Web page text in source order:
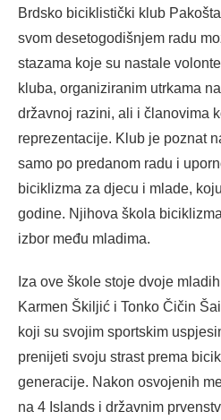
Brdsko biciklistički klub
svom desetogodišnjem radu
stazama koje su nastale
kluba, organiziranim utrkama
državnoj razini, ali i članovima
reprezentacije. Klub je poznat
samo po predanom radu i
biciklizma za djecu i mlade,
godine. Njihova škola
izbor među mladima.
Iza ove škole stoje dvoje
Karmen Škiljić i Tonko Čičin
koji su svojim sportskim
prenijeti svoju strast prema
generacije. Nakon osvojenih
na 4 Islands i državnim